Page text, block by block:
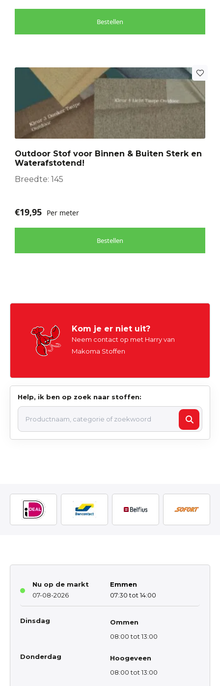
Bestellen
Outdoor Stof voor Binnen & Buiten Sterk en
Waterafstotend!
Breedte: 145
€19,95 Per meter
Bestellen
meerdere
variaties.
kan
gekozen
worden
productpagina
Kom je er niet uit?
Neem contact op met Harry van
Makoma Stoffen
Help, ik ben op zoek naar stoffen:
Nu op de markt
07-08-2026
Emmen
07:30 tot 14:00
Dinsdag
Ommen
08:00 tot 13:00
Donderdag
Hoogeveen
08:00 tot 13:00